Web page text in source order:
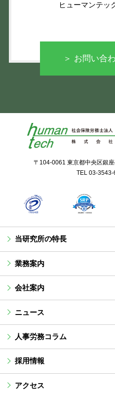
ヒューマンテッ
＞ お問い合
〒104-0061 東京都中央区銀
TEL 03-3543-
当研究所の特長
業務案内
会社案内
ニュース
人事労務コラム
採用情報
アクセス